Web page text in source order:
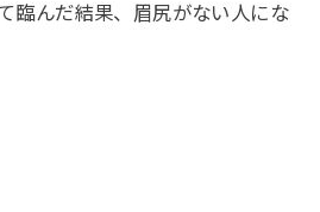
臨んだ結果、眉尻がない人にな